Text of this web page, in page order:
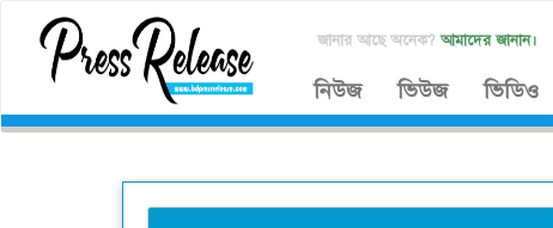
জানার আছে অনেক? আমাদের জানান।
নিউজ ভিউজ ভিডিও